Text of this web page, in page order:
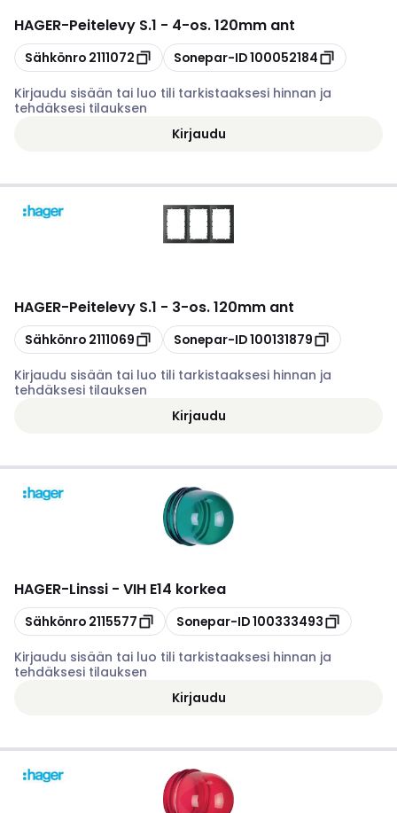
HAGER-Peitelevy S.1 - 4-os. 120mm ant
Kopioi
Sähkönro 2111072 Kopioi
Sonepar-ID100052184
Kirjaudu sisään tai luo tili tarkistaaksesi hinnan ja
tehdäksesi tilauksen
Kirjaudu
HAGER-Peitelevy S.1 - 3-os. 120mm ant
Kopioi
Sähkönro 2111069 Kopioi
Sonepar-ID100131879
Kirjaudu sisään tai luo tili tarkistaaksesi hinnan ja
tehdäksesi tilauksen
Kirjaudu
HAGER-Linssi - VIH E14 korkea
Kopioi
Sähkönro 2115577 Kopioi
Sonepar-ID100333493
Kirjaudu sisään tai luo tili tarkistaaksesi hinnan ja
tehdäksesi tilauksen
Kirjaudu